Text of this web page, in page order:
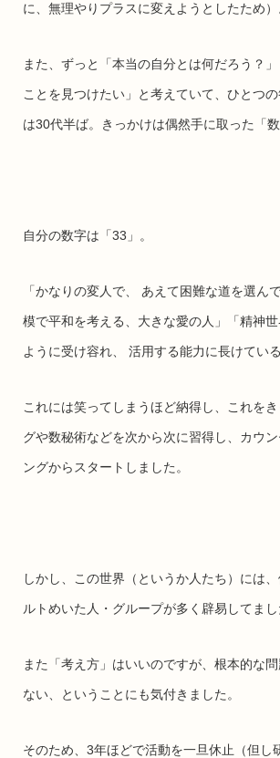
に、無理やりプラスに変えようとしたため）
また、ずっと「本当の自分とは何だろう？
ことを見つけたい」と考えていて、ひとつ
は30代半ば。きっかけは偶然手に取った「数
自分の数字は「33」。
「かなりの変人で、 あえて困難な道を選ん
模で平和を考える、大きな愛の人」「精神
ように受け容れ、 活用する能力に長けている
これには笑ってしまうほど納得し、これを
グや数秘術などを次から次に習得し、カウ
ングからスタートしました。
しかし、この世界（というか人たち）には
ルトめいた人・グループが多く辟易してまし
また「考え方」はいいのですが、根本的な
ない、ということにも気付きました。
そのため、3年ほどで活動を一旦休止（但し